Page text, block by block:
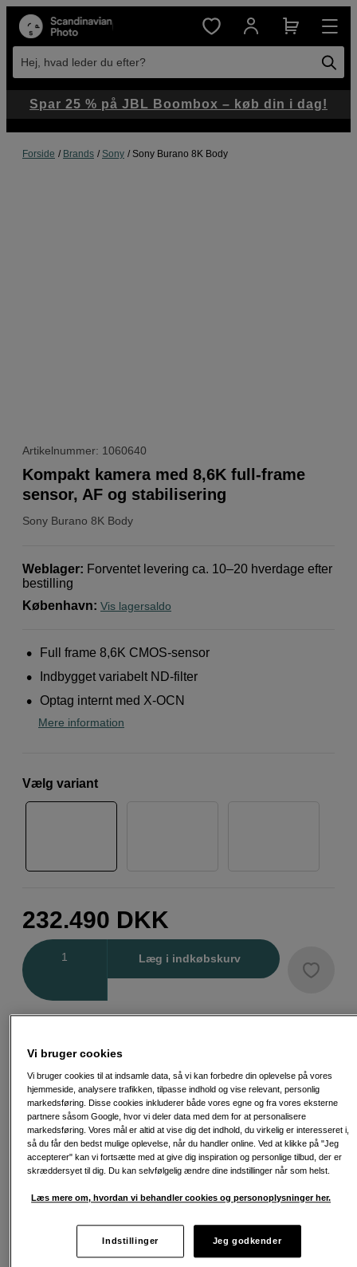
Hej, hvad leder du efter?
Forside Brands Sony Sony Burano 8K Body
Artikelnummer: 1060640
Sony Burano 8K Body
Kompakt kamera med 8,6K full-frame
sensor, AF og stabilisering
Weblager: Forventet levering ca. 10–20 hverdage efter
bestilling
København: Vis lagersaldo
Full frame 8,6K CMOS-sensor
Indbygget variabelt ND-filter
Optag internt med X-OCN
Mere information
Vælg variant
232.490 DKK
Læg i indkøbskurv
Fri fragt ved køb over 500 kr.
30 dages returret
Personlig service og ekspertrådgivning
Passende tilbehør Se flere tilbehør
Spar 25 % på JBL Boombox – køb din i dag!
Vi bruger cookies
Vi bruger cookies til at indsamle data, så vi kan forbedre din oplevelse på vores
hjemmeside, analysere trafikken, tilpasse indhold og vise relevant, personlig
markedsføring. Disse cookies inkluderer både vores egne og fra vores eksterne
partnere såsom Google, hvor vi deler data med dem for at personalisere
markedsføring. Vores mål er altid at vise dig det indhold, du virkelig er interesseret i,
så du får den bedst mulige oplevelse, når du handler online. Ved at klikke på "Jeg
accepterer" kan vi fortsætte med at give dig inspiration og personlige tilbud, der er
skræddersyet til dig. Du kan selvfølgelig ændre dine indstillinger når som helst.
Læs mere om, hvordan vi behandler cookies og personoplysninger her.
Indstillinger Jeg godkender